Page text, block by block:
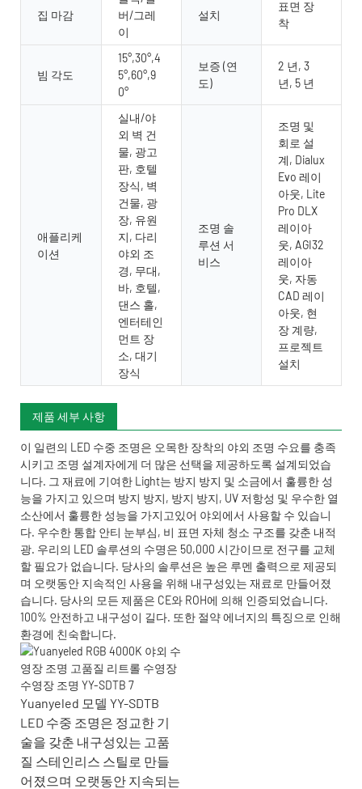
집 마감
버/그레
이
설치
표면 장
착
빔 각도
15°,30°,4
5°,60°,9
0°
보증 (연
도)
2 년, 3
년, 5 년
애플리케
이션
실내/야
외 벽 건
물, 광고
판, 호텔
장식, 벽
건물, 광
장, 유원
지, 다리
야외 조
경, 무대,
바, 호텔,
댄스 홀,
엔터테인
먼트 장
소, 대기
장식
조명 솔
루션 서
비스
조명 및
회로 설
계, Dialux
Evo 레이
아웃, Lite
Pro DLX
레이아
웃, AGI32
레이아
웃, 자동
CAD 레이
아웃, 현
장 계량,
프로젝트
설치
제품 세부 사항
이 일련의 LED 수중 조명은 오목한 장착의 야외 조명 수요를 충족
시키고 조명 설계자에게 더 많은 선택을 제공하도록 설계되었습
니다. 그 재료에 기여한 Light는 방지 방지 및 소금에서 훌륭한 성
능을 가지고 있으며 방지 방지, 방지 방지, UV 저항성 및 우수한 열
소산에서 훌륭한 성능을 가지고있어 야외에서 사용할 수 있습니
다. 우수한 통합 안티 눈부심, 비 표면 자체 청소 구조를 갖춘 내적
광. 우리의 LED 솔루션의 수명은 50,000 시간이므로 전구를 교체
할 필요가 없습니다. 당사의 솔루션은 높은 루멘 출력으로 제공되
며 오랫동안 지속적인 사용을 위해 내구성있는 재료로 만들어졌
습니다. 당사의 모든 제품은 CE와 ROH에 의해 인증되었습니다.
100% 안전하고 내구성이 길다. 또한 절약 에너지의 특징으로 인해
환경에 친숙합니다.
Yuanyeled 모델 YY-SDTB
LED 수중 조명은 정교한 기
술을 갖춘 내구성있는 고품
질 스테인리스 스틸로 만들
어졌으며 오랫동안 지속되는